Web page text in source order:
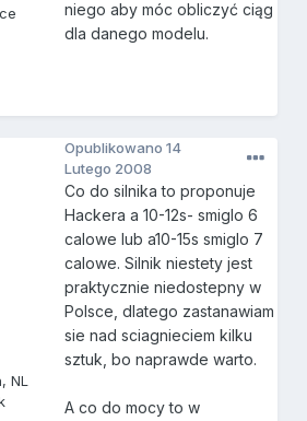
niego aby móc obliczyć ciąg
dla danego modelu.
NL
Opublikowano14
Lutego 2008
Co do silnika to proponuje
Hackera a 10-12s- smiglo 6
calowe lub a10-15s smiglo 7
calowe. Silnik niestety jest
praktycznie niedostepny w
Polsce, dlatego zastanawiam
sie nad sciagnieciem kilku
sztuk, bo naprawde warto.
A co do mocy to w